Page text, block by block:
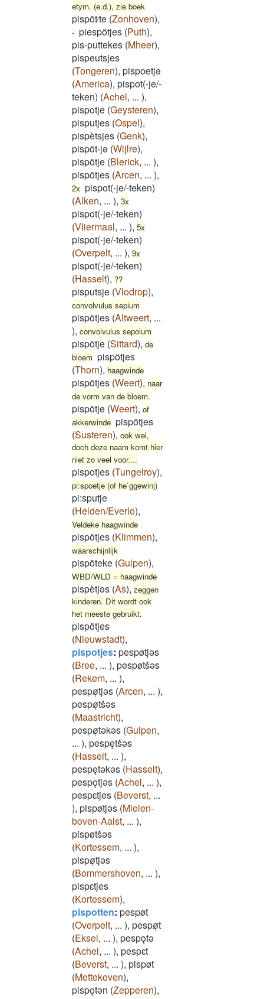
etym. (e.d.), zie boek
pispöt⁄te (Zonhoven),
- piespötjes (Puth),
pis-puttekes (Mheer),
pispeutsjes
(Tongeren), pispoetjə
(America), pispot(-je/-
teken) (Achel, ... ),
pispotje (Geysteren),
pisputjes (Ospel),
pispètsjes (Genk),
pispöt-jə (Wijlre),
pispötje (Blerick, ... ),
pispötjes (Arcen, ... ),
2x pispot(-je/-teken)
(Alken, ... ), 3x
pispot(-je/-teken)
(Vliermaal, ... ), 5x
pispot(-je/-teken)
(Overpelt, ... ), 9x
pispot(-je/-teken)
(Hasselt), ??
pisputsje (Vlodrop),
convolvulus sepium
pispötjes (Altweert, ...
), convolvulus sepoium
pispötje (Sittard), de
bloem pispötjes
(Thorn), haagwinde
pispötjes (Weert), naar
de vorm van de bloem.
pispötje (Weert), of
akkerwinde pispötjes
(Susteren), ook wel,
doch deze naam komt hier
niet zo veel voor....
pispotjes (Tungelroy),
pi:spoetje (of he`ggewinj)
pi:sputje
(Helden/Everlo),
Veldeke haagwinde
pispötjes (Klimmen),
waarschijnlijk
pispöteke (Gulpen),
WBD/WLD = haagwinde
pispètjəs (As), zeggen
kinderen. Dit wordt ook
het meeste gebruikt.
pispötjes
(Nieuwstadt),
pispotjes: pespøtjǝs
(Bree, ... ), pespøtšǝs
(Rekem, ... ),
pespø̜tjǝs (Arcen, ... ),
pespø̜tšǝs
(Maastricht),
pespø̜tǝkǝs (Gulpen,
... ), pespętšǝs
(Hasselt, ... ),
pespętǝkǝs (Hasselt),
pespǫtjǝs (Achel, ... ),
pespɛtjes (Beverst, ...
), pispøtjǝs (Mielen-
boven-Aalst, ... ),
pispøtšǝs
(Kortessem, ... ),
pispø̜tjǝs
(Bommershoven, ... ),
pispɛtjes
(Kortessem),
pispotten: pespøt
(Overpelt, ... ), pespø̜t
(Eksel, ... ), pespǫtǝ
(Achel, ... ), pespɛt
(Beverst, ... ), pispøt
(Mettekoven),
pispǫtǝn (Zepperen),